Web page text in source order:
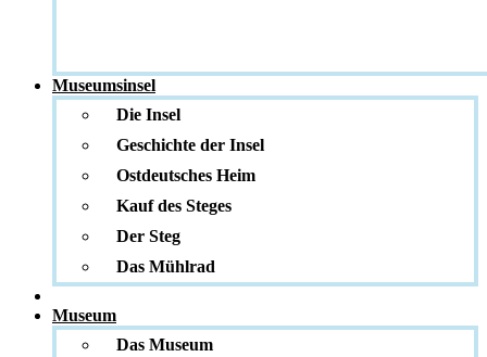
Museumsinsel
Die Insel
Geschichte der Insel
Ostdeutsches Heim
Kauf des Steges
Der Steg
Das Mühlrad
Museum
Das Museum